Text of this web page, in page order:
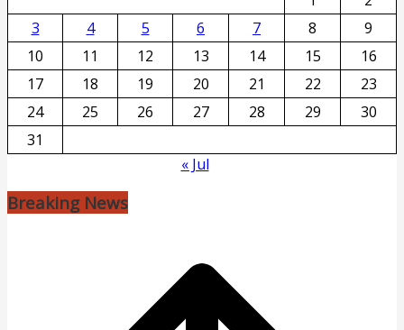
3
4 5 6 7 8
9
10
11 12 13 14 15
16
17
18 19 20 21 22
23
24
25 26 27 28 29
30
31
« Jul
Breaking News